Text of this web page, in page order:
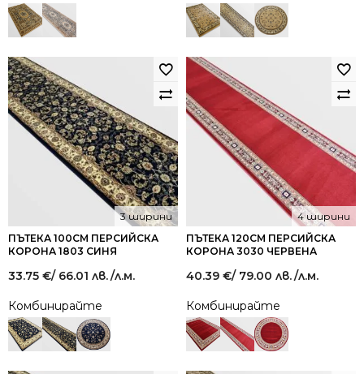
ПЪТЕКА 100СМ ПЕРСИЙСКА
КОРОНА 1803 СИНЯ
3 ширини
33.75 €/ 66.01 лв./л.м.
Комбинирайте
ПЪТЕКА 120СМ ПЕРСИЙСКА
КОРОНА 3030 ЧЕРВЕНА
4 ширини
40.39 €/ 79.00 лв./л.м.
Комбинирайте